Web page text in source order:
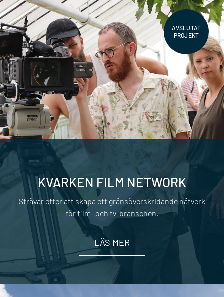
AVSLUTAT
PROJEKT
KVARKEN FILM NETWORK
Strävar efter att skapa ett gränsöverskridande nätverk
för film- och tv-branschen.
LÄS MER